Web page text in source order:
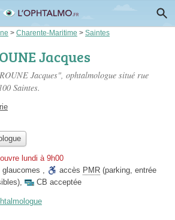
> Charente-Maritime > Saintes
Jacques
Jacques", ophtalmologue situé rue
Saintes.
lundi à 9h00
, accès PMR (parking, entrée
, CB acceptée